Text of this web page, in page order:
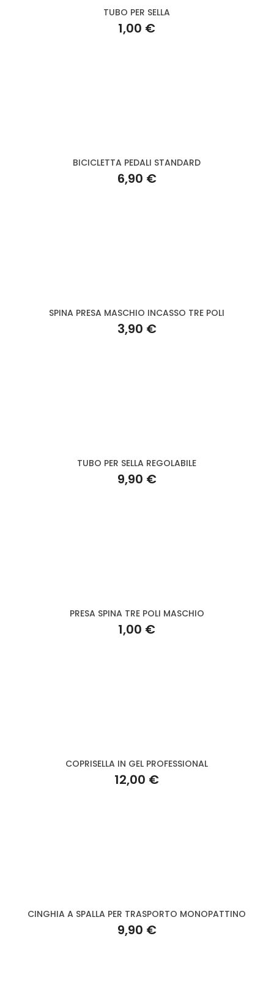
TUBO PER SELLA
1,00 €
BICICLETTA PEDALI STANDARD
6,90 €
SPINA PRESA MASCHIO INCASSO TRE POLI
3,90 €
TUBO PER SELLA REGOLABILE
9,90 €
PRESA SPINA TRE POLI MASCHIO
1,00 €
COPRISELLA IN GEL PROFESSIONAL
12,00 €
CINGHIA A SPALLA PER TRASPORTO MONOPATTINO
9,90 €